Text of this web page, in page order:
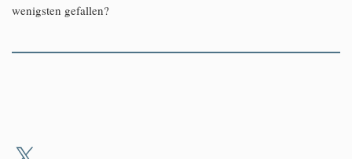
wenigsten gefallen?